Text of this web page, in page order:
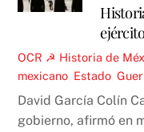
OCR ☭ Historia de
mexicano Estado ,
David García Colín
gobierno, afirmó en